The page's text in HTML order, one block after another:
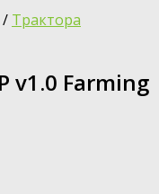
/ Трактора
v1.0 Farming